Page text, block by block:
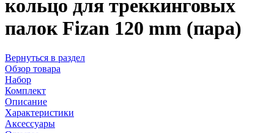
кольцо для треккинговых
палок Fizan 120 mm (пара)
Вернуться в раздел
Обзор товара
Набор
Комплект
Описание
Характеристики
Аксессуары